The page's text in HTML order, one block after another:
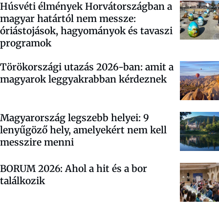
Húsvéti élmények Horvátországban a
magyar határtól nem messze:
óriástojások, hagyományok és tavaszi
programok
Törökországi utazás 2026-ban: amit a
magyarok leggyakrabban kérdeznek
Magyarország legszebb helyei: 9
lenyűgöző hely, amelyekért nem kell
messzire menni
BORUM 2026: Ahol a hit és a bor
találkozik